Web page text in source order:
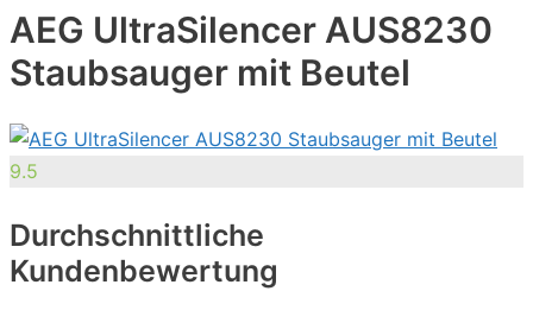
AEG UltraSilencer AUS8230
Staubsauger mit Beutel
9.5
Durchschnittliche
Kundenbewertung